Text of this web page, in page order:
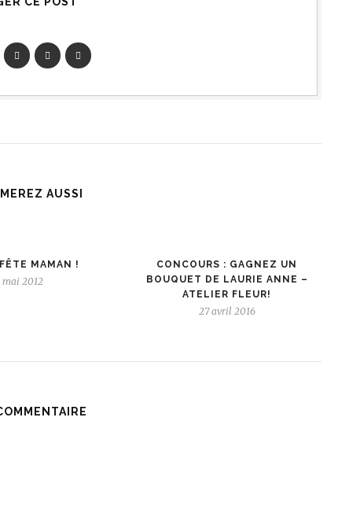
AUSSI
MAMAN !
mai 2012
CONCOURS : GAGNEZ UN
BOUQUET DE LAURIE ANNE –
ATELIER FLEUR!
27 avril 2016